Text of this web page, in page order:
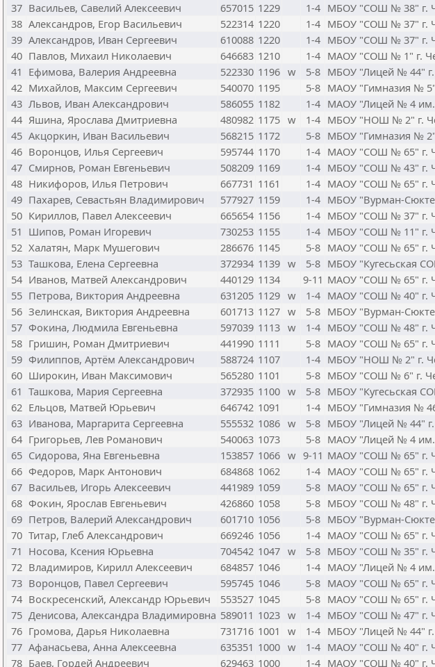
37 Васильев, Савелий Алексеевич 657015 1229 1-4 МБОУ "СОШ № 38" г.
38 Александров, Егор Васильевич 522314 1220 1-4 МБОУ "СОШ № 37" г.
39 Александров, Иван Сергеевич 610088 1220 1-4 МБОУ "СОШ № 37" г.
40 Павлов, Михаил Николаевич 646683 1210 1-4 МАОУ "СОШ № 1" г.
41 Ефимова, Валерия Андреевна 522330 1196 w 5-8 МБОУ "Лицей № 44"
42 Михайлов, Максим Сергеевич 540070 1195 5-8 МАОУ "Гимназия №
43 Львов, Иван Александрович 586055 1182 1-4 МАОУ "Лицей № 4
44 Яшина, Ярослава Дмитриевна 480982 1175 w 1-4 МБОУ "НОШ № 2" г.
45 Акцоркин, Иван Васильевич 568215 1172 5-8 МБОУ "Гимназия №
46 Воронцов, Илья Сергеевич 595744 1170 1-4 МАОУ "СОШ № 65" г.
47 Смирнов, Роман Евгеньевич 508209 1169 1-4 МБОУ "СОШ № 43" г.
48 Никифоров, Илья Петрович 667731 1161 1-4 МАОУ "СОШ № 65" г.
49 Пахарев, Севастьян Владимирович 577927 1159 1-4 МБОУ "Вурман-
50 Кириллов, Павел Алексеевич 665654 1156 1-4 МБОУ "СОШ № 37" г.
51 Шипов, Роман Игоревич 730253 1155 1-4 МБОУ "СОШ № 11" г.
52 Халатян, Марк Мушегович 286676 1145 5-8 МАОУ "СОШ № 65" г.
53 Ташкова, Елена Сергеевна 372934 1139 w 5-8 МБОУ "Кугесьская
54 Иванов, Матвей Александрович 440129 1134 9-11 МАОУ "СОШ № 65" г.
55 Петрова, Виктория Андреевна 631205 1129 w 1-4 МАОУ "СОШ № 40" г.
56 Зелинская, Виктория Андреевна 601713 1127 w 5-8 МБОУ "Вурман-
57 Фокина, Людмила Евгеньевна 597039 1113 w 1-4 МБОУ "СОШ № 48" г.
58 Гришин, Роман Дмитриевич 441990 1111 5-8 МАОУ "СОШ № 65" г.
59 Филиппов, Артём Александрович 588724 1107 1-4 МБОУ "НОШ № 2" г.
60 Широкин, Иван Максимович 565280 1101 5-8 МБОУ "СОШ № 6" г.
61 Ташкова, Мария Сергеевна 372935 1100 w 5-8 МБОУ "Кугесьская
62 Ельцов, Матвей Юрьевич 646742 1091 1-4 МБОУ "Гимназия №
63 Иванова, Маргарита Сергеевна 555532 1086 w 5-8 МБОУ "Лицей № 44"
64 Григорьев, Лев Романович 540063 1073 5-8 МАОУ "Лицей № 4
65 Сидорова, Яна Евгеньевна 153857 1066 w 9-11 МАОУ "СОШ № 65" г.
66 Федоров, Марк Антонович 684868 1062 1-4 МАОУ "СОШ № 65" г.
67 Васильев, Игорь Алексеевич 441989 1059 5-8 МАОУ "СОШ № 65" г.
68 Фокин, Ярослав Евгеньевич 426860 1058 5-8 МБОУ "СОШ № 48" г.
69 Петров, Валерий Александрович 601710 1056 5-8 МБОУ "Вурман-
70 Титар, Глеб Александрович 669246 1056 1-4 МАОУ "СОШ № 65" г.
71 Носова, Ксения Юрьевна 704542 1047 w 5-8 МБОУ "СОШ № 35" г.
72 Владимиров, Кирилл Алексеевич 684857 1046 1-4 МАОУ "Лицей № 4
73 Воронцов, Павел Сергеевич 595745 1046 5-8 МАОУ "СОШ № 65" г.
74 Воскресенский, Александр Юрьевич 553527 1045 5-8 МАОУ "СОШ № 65" г.
75 Денисова, Александра Владимировна 589011 1023 w 1-4 МБОУ "СОШ № 47" г.
76 Громова, Дарья Николаевна 731716 1001 w 1-4 МБОУ "Лицей № 44"
77 Афанасьева, Анна Алексеевна 635351 1000 w 1-4 МАОУ "СОШ № 40" г.
78 Баев, Гордей Андреевич 629463 1000 1-4 МАОУ "СОШ № 40" г.